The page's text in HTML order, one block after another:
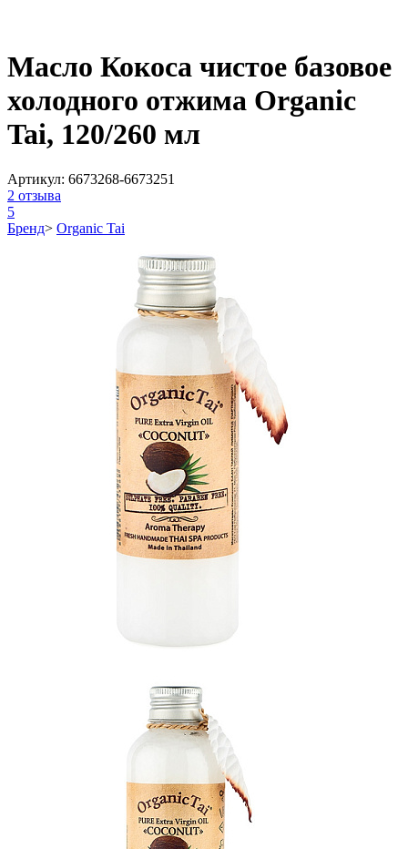
Масло Кокоса чистое базовое
холодного отжима Organic
Tai, 120/260 мл
Артикул: 6673268-6673251
2 отзыва
5
Бренд> Organic Tai